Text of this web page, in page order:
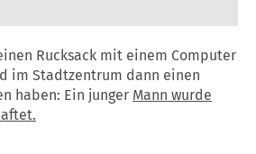
Rucksack mit einem Computer
im Stadtzentrum dann einen
haben: Ein junger Mann wurde